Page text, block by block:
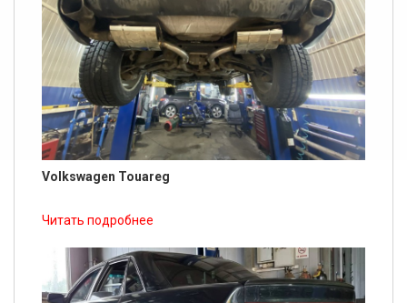
Volkswagen Touareg
Читать подробнее